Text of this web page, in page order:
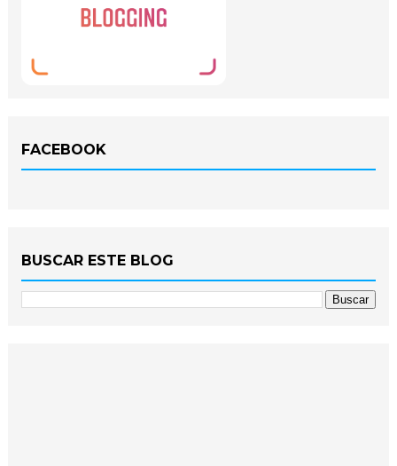
FACEBOOK
BUSCAR ESTE BLOG